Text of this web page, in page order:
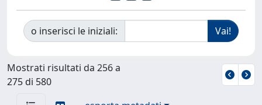
o inserisci le iniziali:
Mostrati risultati da 256 a
275 di 580